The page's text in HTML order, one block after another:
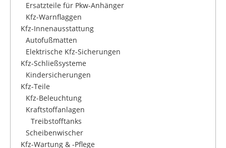
Ersatzteile für Pkw-Anhänger
Kfz-Warnflaggen
Kfz-Innenausstattung
Autofußmatten
Elektrische Kfz-Sicherungen
Kfz-Schließsysteme
Kindersicherungen
Kfz-Teile
Kfz-Beleuchtung
Kraftstoffanlagen
Treibstofftanks
Scheibenwischer
Kfz-Wartung & -Pflege